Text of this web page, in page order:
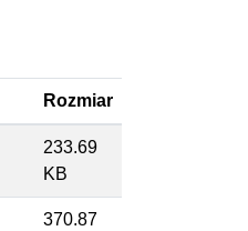
Rozmiar
233.69
KB
370.87